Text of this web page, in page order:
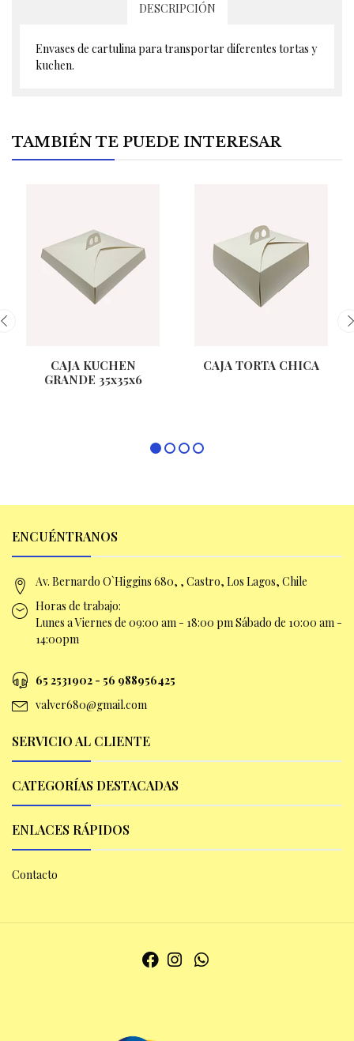
DESCRIPCIÓN
Envases de cartulina para transportar diferentes tortas y
kuchen.
TAMBIÉN TE PUEDE INTERESAR
CAJA KUCHEN
GRANDE 35x35x6
CAJA TORTA CHICA
ENCUÉNTRANOS
Av. Bernardo O`Higgins 680, , Castro, Los Lagos, Chile
Horas de trabajo:
Lunes a Viernes de 09:00 am - 18:00 pm Sábado de 10:00 am -
14:00pm
65 2531902 - 56 988956425
valver680@gmail.com
SERVICIO AL CLIENTE
CATEGORÍAS DESTACADAS
ENLACES RÁPIDOS
Contacto